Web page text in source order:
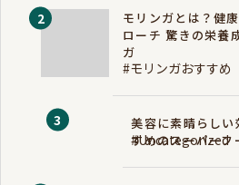
モリンガとは？健
ローチ 驚きの栄養
ガ
#モリンガおすすめ
美容に素晴らし
すめのスーパーフ
#Uncategorized